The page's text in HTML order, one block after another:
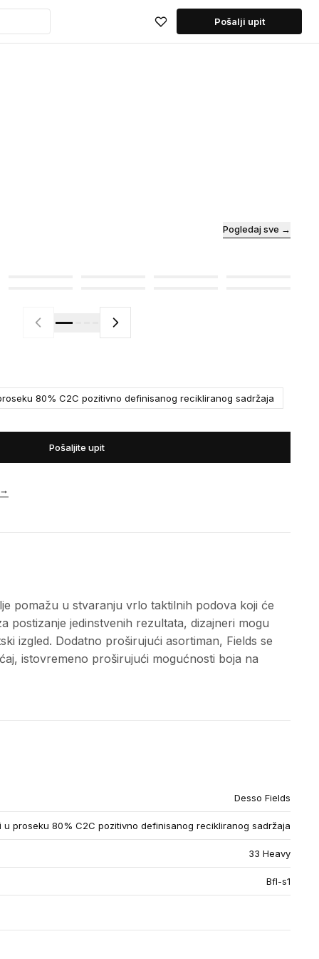
Pošalji upit
Pogledaj sve →
80% C2C pozitivno definisanog recikliranog sadržaja
Pošaljite upit
pomažu u stvaranju vrlo taktilnih podova koji će
postizanje jedinstvenih rezultata, dizajneri mogu
izgled. Dodatno proširujući asortiman, Fields se
istovremeno proširujući mogućnosti boja na
Desso Fields
u proseku 80% C2C pozitivno definisanog recikliranog sadržaja
33 Heavy
Bfl-s1